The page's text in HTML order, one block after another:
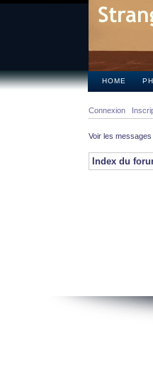
HOME
Connexion
Voir les
Index du